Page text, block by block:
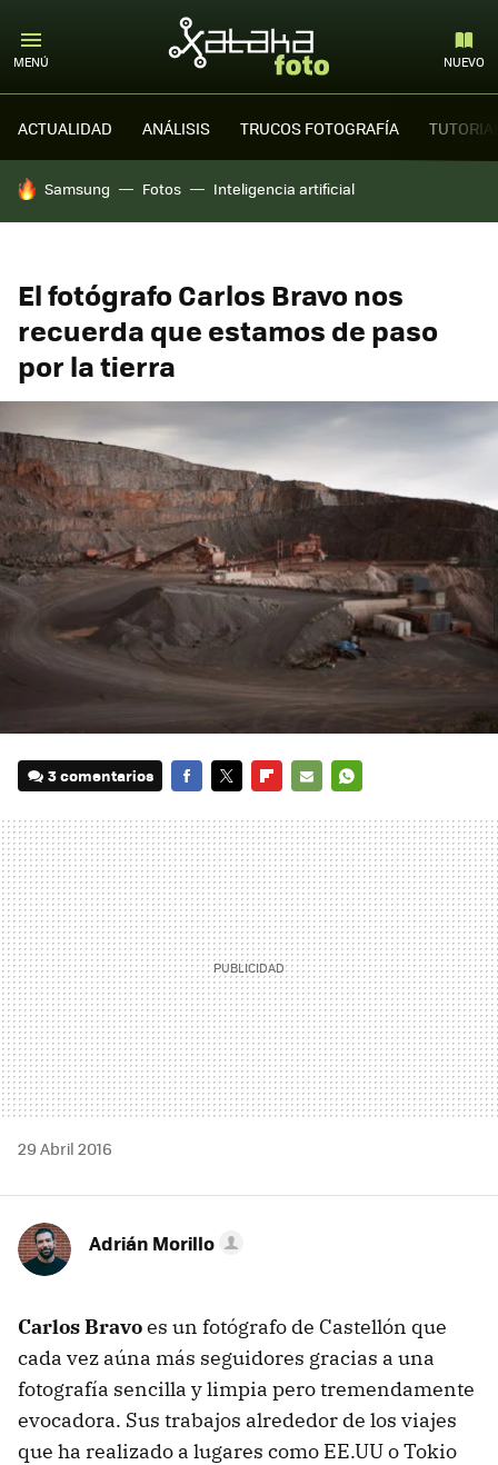
MENÚ NUEVO
ACTUALIDAD ANÁLISIS TRUCOS FOTOGRAFÍA
HOY SE HABLA DE
Samsung Fotos Inteligencia artificial
El fotógrafo Carlos Bravo nos
recuerda que estamos de paso
por la tierra
3 comentarios
MAIL
29 Abril 2016
Adrián Morillo
Carlos Bravoes un fotógrafo de Castellón que
cada vez aúna más seguidores gracias a una
fotografía sencilla y limpia pero tremendamente
evocadora. Sus trabajos alrededor de los viajes
que ha realizado a lugares como EE.UU o Tokio